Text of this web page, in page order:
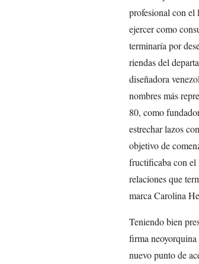
profesional con el
ejercer como
terminaría por
riendas del
diseñadora
nombres más
80, como
estrechar lazos
objetivo de
fructificaba con el
relaciones que
marca Carolina
Teniendo bien
firma
nuevo punto de